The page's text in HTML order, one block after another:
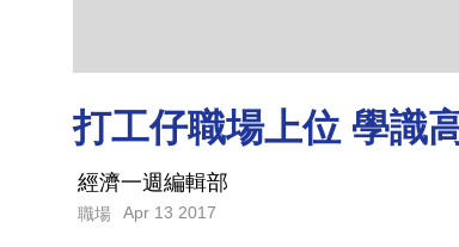
打工仔職場上位 學識
經濟一週編輯部
職場 Apr 13 2017